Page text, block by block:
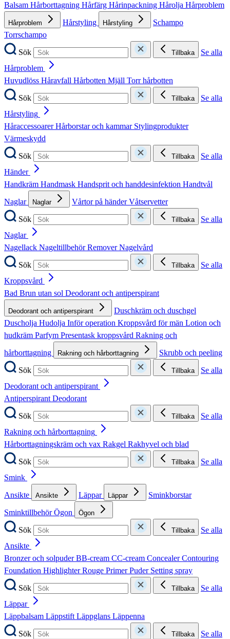
Balsam Hårborttagning Hårfärg Hårinpackning Hårolja Hårproblem
Hårproblem Hårstyling Hårstyling
Schampo
Torrschampo
Sök
Tillbaka
Se alla
Hårproblem
Huvudlöss Håravfall Hårbotten Mjäll Torr hårbotten
Sök
Tillbaka
Se alla
Hårstyling
HåraccessoarerHårborstar och kammar Stylingprodukter
Värmeskydd
Sök
Tillbaka
Se alla
Händer
Handkräm Handmask Handsprit och handdesinfektion Handtvål
Naglar
Naglar Vårtor på händerVåtservetter
Sök
Tillbaka
Se alla
Naglar
Nagellack NageltillbehörRemoverNagelvård
Sök
Tillbaka
Se alla
Kroppsvård
Bad Brun utan sol Deodorant och antiperspirant
Deodorant och antiperspirant
Duschkräm och duschgel
Duscholja Hudolja Inför operation Kroppsvård för män Lotion och
hudkräm Parfym Presentask kroppsvård Rakning och
hårborttagning
Rakning och hårborttagning
Skrubb och peeling
Sök
Tillbaka
Se alla
Deodorant och antiperspirant
AntiperspirantDeodorant
Sök
Tillbaka
Se alla
Rakning och hårborttagning
Hårborttagningskräm och vax Rakgel Rakhyvel och blad
Sök
Tillbaka
Se alla
Smink
Ansikte
Ansikte Läppar Läppar
Sminkborstar
SminktillbehörÖgon Ögon
Sök Tillbaka
Se alla
Ansikte
Bronzer och solpuderBB-cream CC-cream ConcealerContouring
Foundation HighlighterRouge PrimerPuder Setting spray
Sök
Tillbaka
Se alla
Läppar
Läppbalsam LäppstiftLäppglans Läppenna
Sök
Tillbaka
Se alla